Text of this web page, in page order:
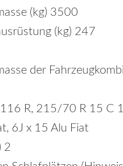
(kg) 3500
(kg) 247
der
R, 215/70 R 15 C
6J x 15 Alu Fiat
2